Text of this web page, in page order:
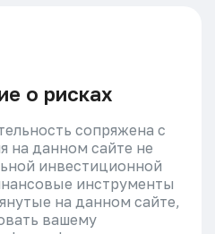
о рисках
сопряжена с
на данном сайте не
инвестиционной
инструменты
на данном сайте,
вашему